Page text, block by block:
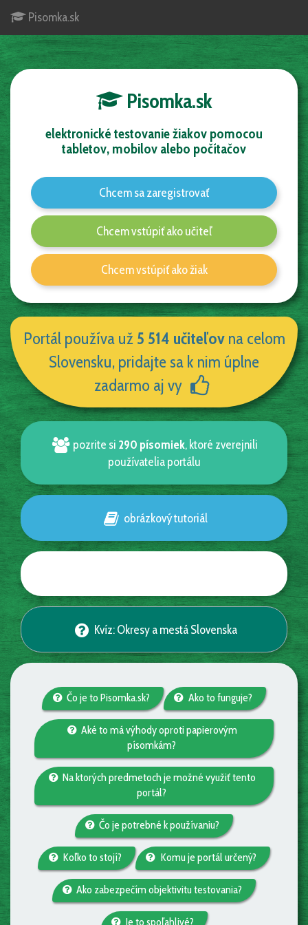
Pisomka.sk
Pisomka.sk
elektronické testovanie žiakov pomocou
tabletov, mobilov alebo počítačov
Chcem sa zaregistrovať
Chcem vstúpiť ako učiteľ
Chcem vstúpiť ako žiak
Portál používa už 5 514 učiteľovna celom
Slovensku, pridajte sa k nim úplne
zadarmo aj vy
pozrite si 290 písomiek, ktoré zverejnili
používatelia portálu
obrázkový tutoriál
Kvíz: Okresy a mestá Slovenska
Čo je to Pisomka.sk? Ako to funguje?
Aké to má výhody oproti papierovým
písomkám?
Na ktorých predmetoch je možné využiť tento
portál?
Čo je potrebné k používaniu?
Koľko to stojí? Komu je portál určený?
Ako zabezpečím objektivitu testovania?
Je to spoľahlivé?